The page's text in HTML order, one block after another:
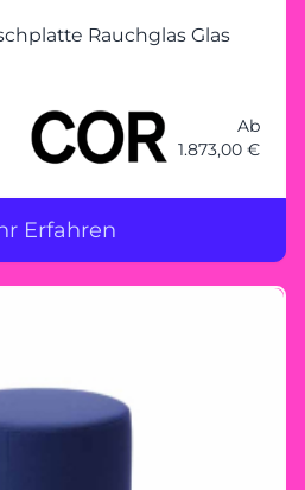
Rauchglas Glas
Ab
1.873,00 €
Erfahren